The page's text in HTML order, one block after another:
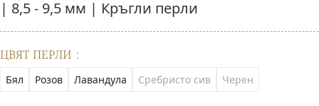
| 8,5 - 9,5 мм | Кръгли перли
ЦВЯТ ПЕРЛИ
Бял Розов Лавандула Сребристо сив Черен